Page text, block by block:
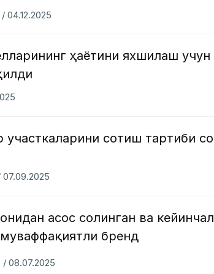
04.12.2025
ҳаётини яхшилаш
участкаларини сотиш тартиби
07.09.2025
асос солинган ва
бренд
/ 08.07.2025